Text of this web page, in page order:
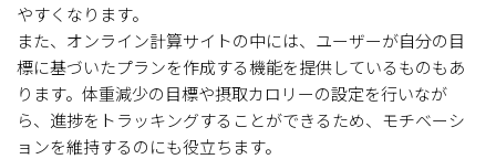
やすくなります。
また、オンライン計算サイトの中には、ユーザーが自分の目
標に基づいたプランを作成する機能を提供しているものもあ
ります。体重減少の目標や摂取カロリーの設定を行いなが
ら、進捗をトラッキングすることができるため、モチベーシ
ョンを維持するのにも役立ちます。